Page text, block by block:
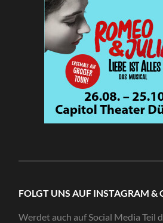
FOLGT UNS AUF INSTAGRAM &
Werdet auch auf Social Media Teil